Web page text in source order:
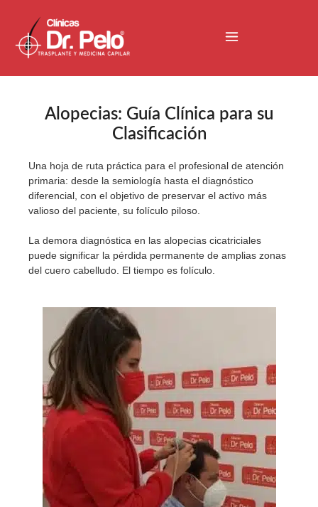
Alopecias: Guía Clínica para su
Clasificación
Una hoja de ruta práctica para el profesional de atención
primaria: desde la semiología hasta el diagnóstico
diferencial, con el objetivo de preservar el activo más
valioso del paciente, su folículo piloso.
La demora diagnóstica en las alopecias cicatriciales
puede significar la pérdida permanente de amplias zonas
del cuero cabelludo. El tiempo es folículo.